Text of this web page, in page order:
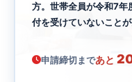
方。世帯全員が令和7年
付を受けていないことが
申請締切まであと